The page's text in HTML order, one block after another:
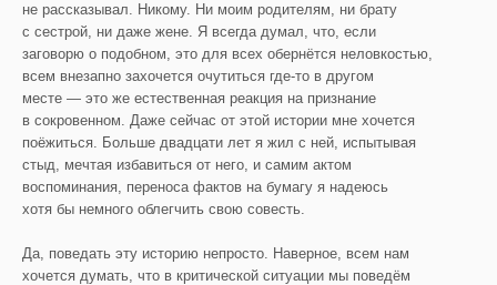
не рассказывал. Никому. Ни моим родителям, ни брату
с сестрой, ни даже жене. Я всегда думал, что, если
заговорю о подобном, это для всех обернётся неловкостью,
всем внезапно захочется очутиться где-то в другом
месте — это же естественная реакция на признание
в сокровенном. Даже сейчас от этой истории мне хочется
поёжиться. Больше двадцати лет я жил с ней, испытывая
стыд, мечтая избавиться от него, и самим актом
воспоминания, переноса фактов на бумагу я надеюсь
хотя бы немного облегчить свою совесть.
Да, поведать эту историю непросто. Наверное, всем нам
хочется думать, что в критической ситуации мы поведём